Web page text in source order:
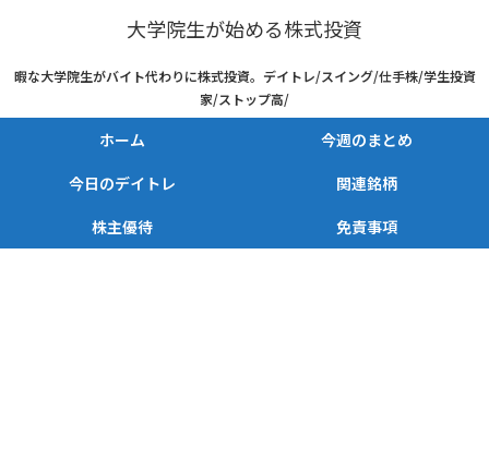
大学院生が始める株式投資
暇な大学院生がバイト代わりに株式投資。デイトレ/スイング/仕手株/学生投資
家/ストップ高/
ホーム
今週のまとめ
今日のデイトレ
関連銘柄
株主優待
免責事項